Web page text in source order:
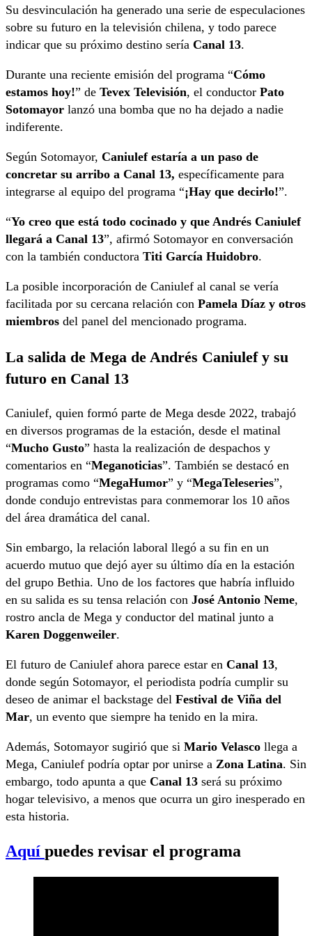
Su desvinculación ha generado una serie de especulaciones
sobre su futuro en la televisión chilena, y todo parece
indicar que su próximo destino sería Canal 13.
Durante una reciente emisión del programa “Cómo
estamos hoy!” de Tevex Televisión, el conductor Pato
Sotomayor lanzó una bomba que no ha dejado a nadie
indiferente.
Según Sotomayor, Caniulef estaría a un paso de
concretar su arribo a Canal 13, específicamente para
integrarse al equipo del programa “¡Hay que decirlo!”.
“Yo creo que está todo cocinado y que Andrés Caniulef
llegará a Canal 13”, afirmó Sotomayor en conversación
con la también conductora Titi García Huidobro.
La posible incorporación de Caniulef al canal se vería
facilitada por su cercana relación con Pamela Díaz y otros
miembros del panel del mencionado programa.
La salida de Mega de Andrés Caniulef y su
futuro en Canal 13
Caniulef, quien formó parte de Mega desde 2022, trabajó
en diversos programas de la estación, desde el matinal
“Mucho Gusto” hasta la realización de despachos y
comentarios en “Meganoticias”. También se destacó en
programas como “MegaHumor” y “MegaTeleseries”,
donde condujo entrevistas para conmemorar los 10 años
del área dramática del canal.
Sin embargo, la relación laboral llegó a su fin en un
acuerdo mutuo que dejó ayer su último día en la estación
del grupo Bethia. Uno de los factores que habría influido
en su salida es su tensa relación con José Antonio Neme,
rostro ancla de Mega y conductor del matinal junto a
Karen Doggenweiler.
El futuro de Caniulef ahora parece estar en Canal 13,
donde según Sotomayor, el periodista podría cumplir su
deseo de animar el backstage del Festival de Viña del
Mar, un evento que siempre ha tenido en la mira.
Además, Sotomayor sugirió que si Mario Velasco llega a
Mega, Caniulef podría optar por unirse a Zona Latina. Sin
embargo, todo apunta a que Canal 13 será su próximo
hogar televisivo, a menos que ocurra un giro inesperado en
esta historia.
Aquí puedes revisar el programa